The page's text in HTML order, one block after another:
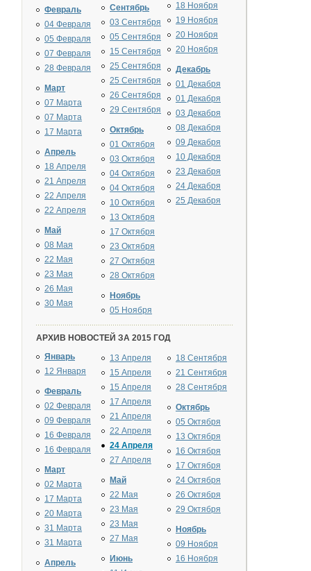
Февраль
04 Февраля
05 Февраля
07 Февраля
28 Февраля
Март
07 Марта
07 Марта
17 Марта
Апрель
18 Апреля
21 Апреля
22 Апреля
22 Апреля
Май
08 Мая
22 Мая
23 Мая
26 Мая
30 Мая
Сентябрь
03 Сентября
05 Сентября
15 Сентября
25 Сентября
25 Сентября
26 Сентября
29 Сентября
Октябрь
01 Октября
03 Октября
04 Октября
04 Октября
10 Октября
13 Октября
17 Октября
23 Октября
27 Октября
28 Октября
Ноябрь
05 Ноября
18 Ноября
19 Ноября
20 Ноября
20 Ноября
Декабрь
01 Декабря
01 Декабря
03 Декабря
08 Декабря
09 Декабря
10 Декабря
23 Декабря
24 Декабря
25 Декабря
АРХИВ НОВОСТЕЙ ЗА 2015 ГОД
Январь
12 Января
Февраль
02 Февраля
09 Февраля
16 Февраля
16 Февраля
Март
02 Марта
17 Марта
20 Марта
31 Марта
31 Марта
Апрель
13 Апреля
15 Апреля
15 Апреля
17 Апреля
21 Апреля
22 Апреля
24 Апреля
27 Апреля
Май
22 Мая
23 Мая
23 Мая
27 Мая
Июнь
18 Сентября
21 Сентября
28 Сентября
Октябрь
05 Октября
13 Октября
16 Октября
17 Октября
24 Октября
26 Октября
29 Октября
Ноябрь
09 Ноября
16 Ноября